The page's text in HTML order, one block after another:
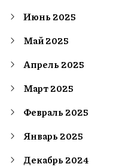
Июнь 2025
Май 2025
Апрель 2025
Март 2025
Февраль 2025
Январь 2025
Декабрь 2024